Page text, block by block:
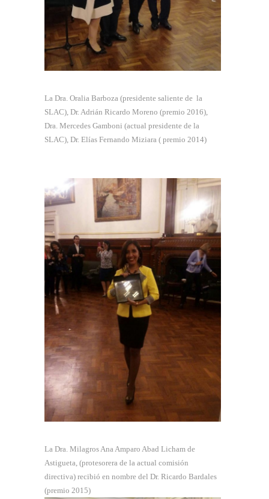
La Dra. Oralia Barboza (presidente saliente de la
SLAC), Dr. Adrián Ricardo Moreno (premio 2016),
Dra. Mercedes Gamboni (actual presidente de la
SLAC), Dr. Elías Fernando Miziara ( premio 2014)
La Dra. Milagros Ana Amparo Abad Licham de
Astigueta, (protesorera de la actual comisión
directiva) recibió en nombre del Dr. Ricardo Bardales
(premio 2015)